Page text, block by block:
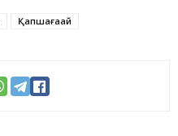
Қапшағаай